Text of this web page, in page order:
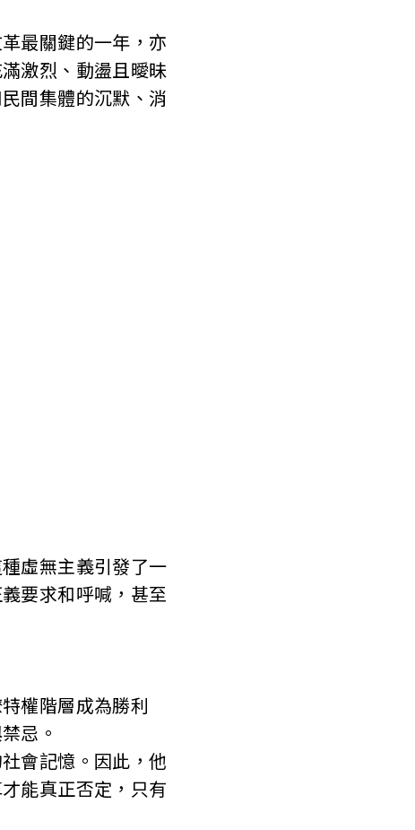
最關鍵的一年，亦
激烈、動盪且曖昧
間集體的沉默、消
虛無主義引發了一
要求和呼喊，甚至
權階層成為勝利
忌。
會記憶。因此，他
能真正否定，只有